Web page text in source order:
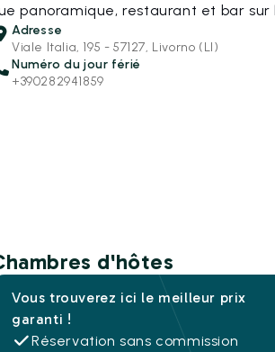
panoramique, restaurant et bar sur
Adresse
Viale Italia, 195 - 57127, Livorno (LI)
Numéro du jour férié
+390282941859
d'hôtes
Vous trouverez ici le meilleur prix
garanti !
Réservation sans commission